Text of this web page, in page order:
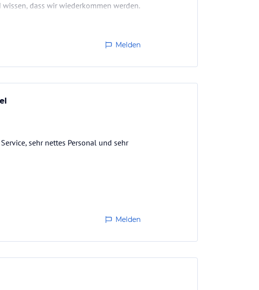
dass wir wiederkommen werden.
Melden
sehr nettes Personal und sehr
Melden